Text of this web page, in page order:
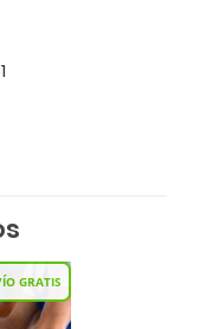
GRATIS